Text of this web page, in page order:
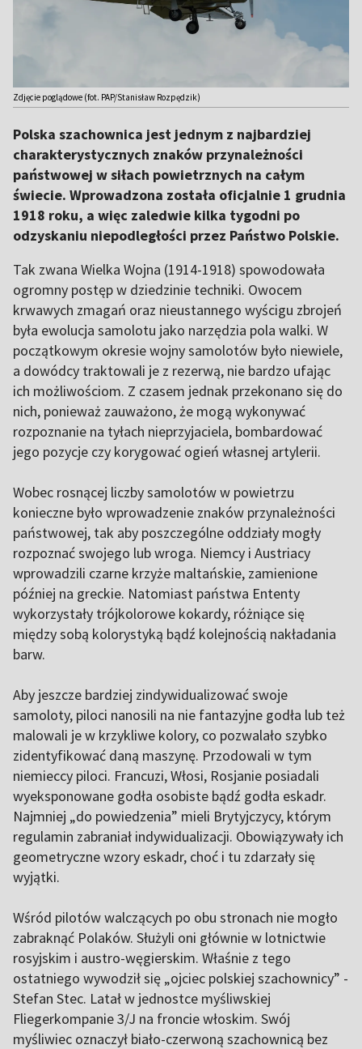
Zdjęcie poglądowe (fot. PAP/Stanisław Rozpędzik)
Polska szachownica jest jednym z najbardziej
charakterystycznych znaków przynależności
państwowej w siłach powietrznych na całym
świecie. Wprowadzona została oficjalnie 1 grudnia
1918 roku, a więc zaledwie kilka tygodni po
odzyskaniu niepodległości przez Państwo Polskie.
Tak zwana Wielka Wojna (1914-1918) spowodowała
ogromny postęp w dziedzinie techniki. Owocem
krwawych zmagań oraz nieustannego wyścigu zbrojeń
była ewolucja samolotu jako narzędzia pola walki. W
początkowym okresie wojny samolotów było niewiele,
a dowódcy traktowali je z rezerwą, nie bardzo ufając
ich możliwościom. Z czasem jednak przekonano się do
nich, ponieważ zauważono, że mogą wykonywać
rozpoznanie na tyłach nieprzyjaciela, bombardować
jego pozycje czy korygować ogień własnej artylerii.
Wobec rosnącej liczby samolotów w powietrzu
konieczne było wprowadzenie znaków przynależności
państwowej, tak aby poszczególne oddziały mogły
rozpoznać swojego lub wroga. Niemcy i Austriacy
wprowadzili czarne krzyże maltańskie, zamienione
później na greckie. Natomiast państwa Ententy
wykorzystały trójkolorowe kokardy, różniące się
między sobą kolorystyką bądź kolejnością nakładania
barw.
Aby jeszcze bardziej zindywidualizować swoje
samoloty, piloci nanosili na nie fantazyjne godła lub też
malowali je w krzykliwe kolory, co pozwalało szybko
zidentyfikować daną maszynę. Przodowali w tym
niemieccy piloci. Francuzi, Włosi, Rosjanie posiadali
wyeksponowane godła osobiste bądź godła eskadr.
Najmniej „do powiedzenia” mieli Brytyjczycy, którym
regulamin zabraniał indywidualizacji. Obowiązywały ich
geometryczne wzory eskadr, choć i tu zdarzały się
wyjątki.
Wśród pilotów walczących po obu stronach nie mogło
zabraknąć Polaków. Służyli oni głównie w lotnictwie
rosyjskim i austro-węgierskim. Właśnie z tego
ostatniego wywodził się „ojciec polskiej szachownicy” -
Stefan Stec. Latał w jednostce myśliwskiej
Fliegerkompanie 3/J na froncie włoskim. Swój
myśliwiec oznaczył biało-czerwoną szachownicą bez